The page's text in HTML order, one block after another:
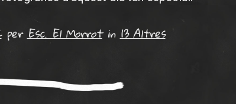
perEsc. El Morrot in13 Altres